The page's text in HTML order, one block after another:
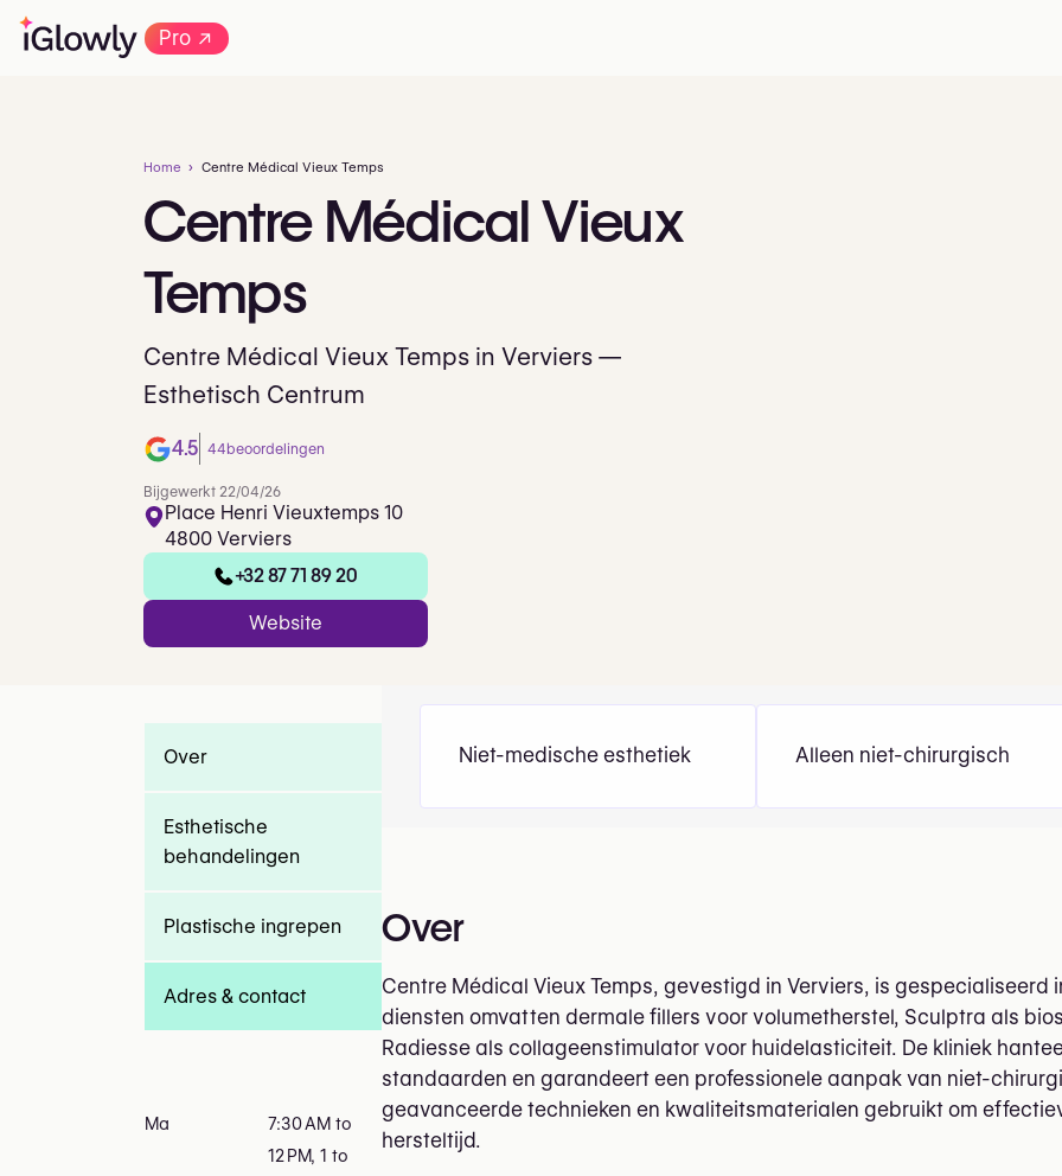
Pro→
Home Centre Médical Vieux Temps
Centre MédicalVieux
Temps
Centre Médical Vieux Temps in Verviers —
Esthetisch Centrum
4.5 44beoordelingen
Bijgewerkt 22/04/26
Place Henri Vieuxtemps 10
4800 Verviers
+32 87 71 89 20
Website
Niet-medische esthetiek Alleen niet-chirurgisch
Over
Centre Médical Vieux Temps, gevestigd in Verviers, is gespecialiseerd
diensten omvatten dermale fillers voor volumetherstel, Sculptra als
Radiesse als collageenstimulator voor huidelasticiteit. De kliniek
standaarden en garandeert een professionele aanpak van niet-
geavanceerde technieken en kwaliteitsmaterialen gebruikt om
hersteltijd.
Over
Esthetische
behandelingen
Plastische ingrepen
Adres & contact
Ma
7:30 AM to
12 PM, 1 to